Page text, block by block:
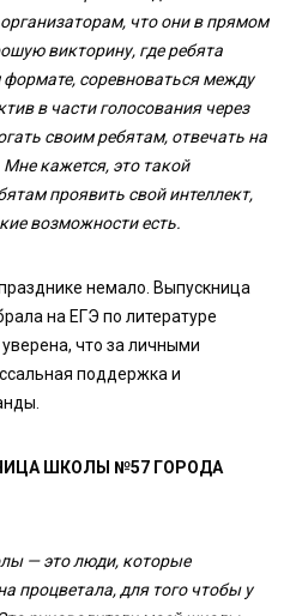
что они в прямом
викторину, где ребята
соревноваться между
в части голосования через
своим ребятам, отвечать на
кажется, это такой
проявить свой интеллект,
возможности есть.
немало. Выпускница
на ЕГЭ по литературе
что за личными
поддержка и
ШКОЛЫ №57 ГОРОДА
— это люди, которые
процветала, для того чтобы у